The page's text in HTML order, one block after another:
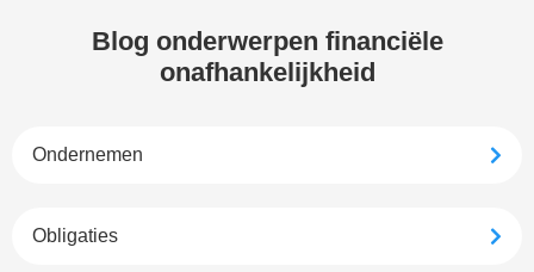
Blog onderwerpen financiële
onafhankelijkheid
Ondernemen
Obligaties